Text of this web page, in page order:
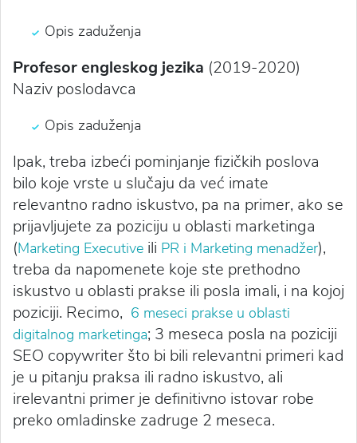
Opis zaduženja
Profesor engleskog jezika (2019-2020)
Naziv poslodavca
Opis zaduženja
Ipak, treba izbeći pominjanje fizičkih poslova
bilo koje vrste u slučaju da već imate
relevantno radno iskustvo, pa na primer, ako se
prijavljujete za poziciju u oblasti marketinga
(Marketing Executive ili PR i Marketing menadžer),
treba da napomenete koje ste prethodno
iskustvo u oblasti prakse ili posla imali, i na kojoj
poziciji. Recimo, 6 meseci prakse u oblasti
digitalnog marketinga; 3 meseca posla na poziciji
SEO copywriter što bi bili relevantni primeri kad
je u pitanju praksa ili radno iskustvo, ali
irelevantni primer je definitivno istovar robe
preko omladinske zadruge 2 meseca.